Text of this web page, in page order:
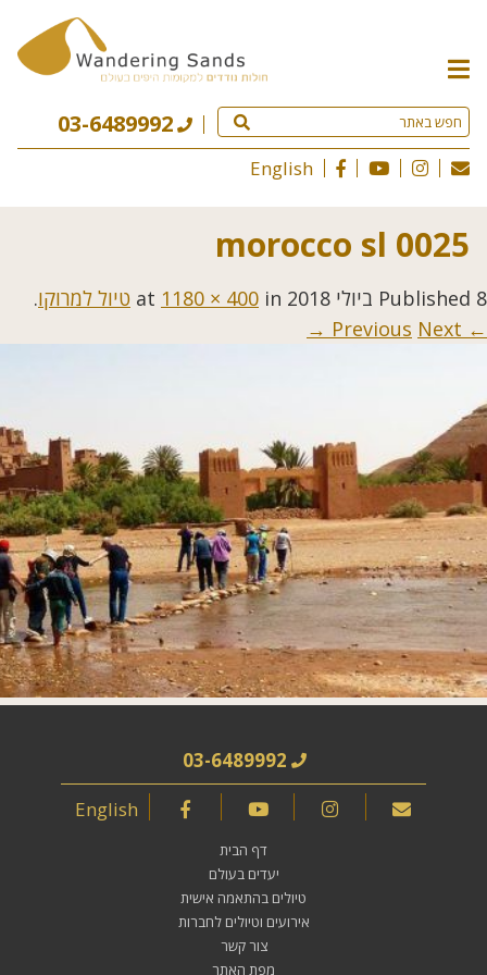
תפריט
האתר
03-6489992
English
morocco sl 0025
Published 8 ביולי 2018 1180 × 400 in טיול למרוקו.
← Previous
Next →
03-6489992
English
דף הבית
יעדים בעולם
טיולים בהתאמה אישית
אירועים וטיולים לחברות
צור קשר
מפת האתר